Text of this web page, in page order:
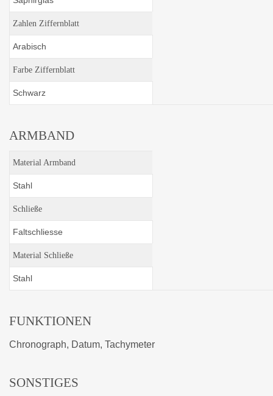
Zahlen Ziffernblatt
Arabisch
Farbe Ziffernblatt
Schwarz
ARMBAND
Material Armband
Stahl
Schließe
Faltschliesse
Material Schließe
Stahl
FUNKTIONEN
Chronograph, Datum, Tachymeter
SONSTIGES